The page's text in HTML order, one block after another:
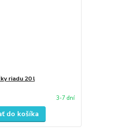
riadu 20 l
3-7 dní
do košíka